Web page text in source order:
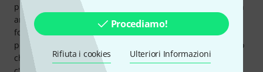
Procediamo!
Rifiuta i cookies Ulteriori Informazioni
più che sufficiente! Sono 5W, ma 5W, quando si parla di un
amplificatore valvolare, sono già una bella potenza! Per
fortuna ha un interruttore che permette di ridurre la
potenza a 0,5W, e anche così è ancora potente. Sono sicuro
che andrebbe bene anche in una piccola stanza. Il suono